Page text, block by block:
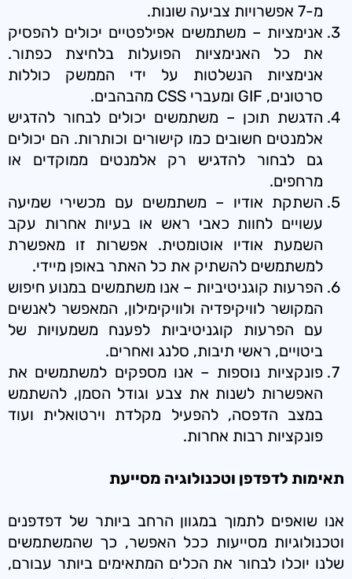
מ-7 אפשרויות צביעה שונות.
אנימציות – משתמשים אפילפטיים יכולים להפסיק
את כל האנימציות הפועלות בלחיצת כפתור.
אנימציות הנשלטות על ידי הממשק כוללות
סרטונים, GIF ומעברי CSS מהבהבים.
הדגשת תוכן – משתמשים יכולים לבחור להדגיש
אלמנטים חשובים כמו קישורים וכותרות. הם יכולים
גם לבחור להדגיש רק אלמנטים ממוקדים או
מרחפים.
השתקת אודיו – משתמשים עם מכשירי שמיעה
עשויים לחוות כאבי ראש או בעיות אחרות עקב
השמעת אודיו אוטומטית. אפשרות זו מאפשרת
למשתמשים להשתיק את כל האתר באופן מיידי.
הפרעות קוגניטיביות – אנו משתמשים במנוע חיפוש
המקושר לוויקיפדיה ולוויקימילון, המאפשר לאנשים
עם הפרעות קוגניטיביות לפענח משמעויות של
ביטויים, ראשי תיבות, סלנג ואחרים.
פונקציות נוספות – אנו מספקים למשתמשים את
האפשרות לשנות את צבע וגודל הסמן, להשתמש
במצב הדפסה, להפעיל מקלדת וירטואלית ועוד
פונקציות רבות אחרות.
תאימות לדפדפן וטכנולוגיה מסייעת
אנו שואפים לתמוך במגוון הרחב ביותר של דפדפנים
וטכנולוגיות מסייעות ככל האפשר, כך שהמשתמשים
שלנו יוכלו לבחור את הכלים המתאימים ביותר עבורם,